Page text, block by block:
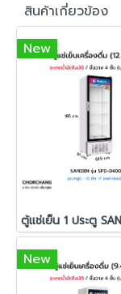
สินค้าเกี่ยวข้อง
New
New